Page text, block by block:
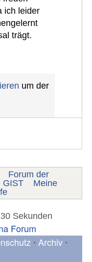
ich leider
trägt.
um der
Forum der
GIST
Meine
Sekunden
Forum
• Archiv •